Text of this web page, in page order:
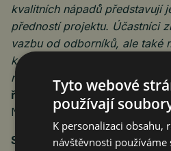
kvalitních nápadů představují
předností projektu. Účastníci
vazbu od odborníků, ale také
kontakty, absolvovat odborné
návrhy,”vysvětluje přínosy
ředitel Platformy VIZE 0 ,
NULA: Studenti pro bezpečné
Soutěž propojuje studenty s
Tyto webové
používají
K personalizaci obsahu,
návštěvnosti